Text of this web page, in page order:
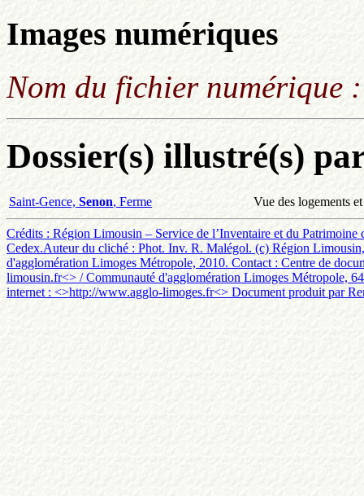
Images numériques
Nom du fichier numérique
Dossier(s) illustré(s)
Saint-Gence, Senon, Ferme Vue des logements
Crédits : Région Limousin – Service de l’Inventaire et du
Cedex.Auteur du cliché : Phot. Inv. R. Malégol. (c) Région
d'agglomération Limoges Métropole, 2010. Contact : Centre de
limousin.fr<> / Communauté d'agglomération Limoges Métropole,
internet : <>http://www.agglo-limoges.fr<> Document produit par